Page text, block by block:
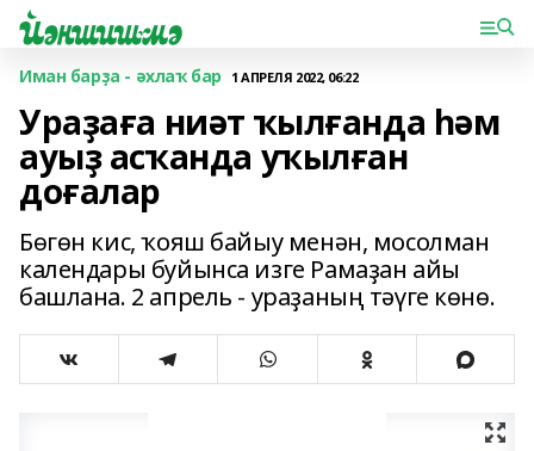
Иман барҙа - әхлаҡ бар 1 АПРЕЛЯ 2022, 06:22
Ураҙаға ниәт ҡылғанда һәм
ауыҙ асҡанда уҡылған
доғалар
Бөгөн кис, ҡояш байыу менән, мосолман
календары буйынса изге Рамаҙан айы
башлана. 2 апрель - ураҙаның тәүге көнө.